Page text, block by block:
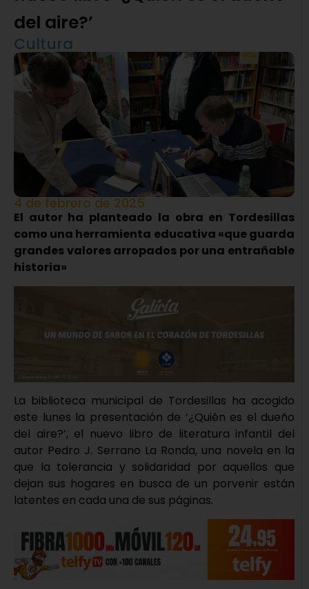
del aire?’
Cultura
4 de febrero de 2025
El autor ha planteado la obra en Tordesillas
como una herramienta educativa «que guarda
grandes valores arropados por una entrañable
historia»
La biblioteca municipal de Tordesillas ha acogido
este lunes la presentación de ‘¿Quién es el dueño
del aire?’, el nuevo libro de literatura infantil del
autor Pedro J. Serrano La Ronda, una novela en la
que la tolerancia y solidaridad por aquellos que
dejan sus hogares en busca de un porvenir están
latentes en cada una de sus páginas.